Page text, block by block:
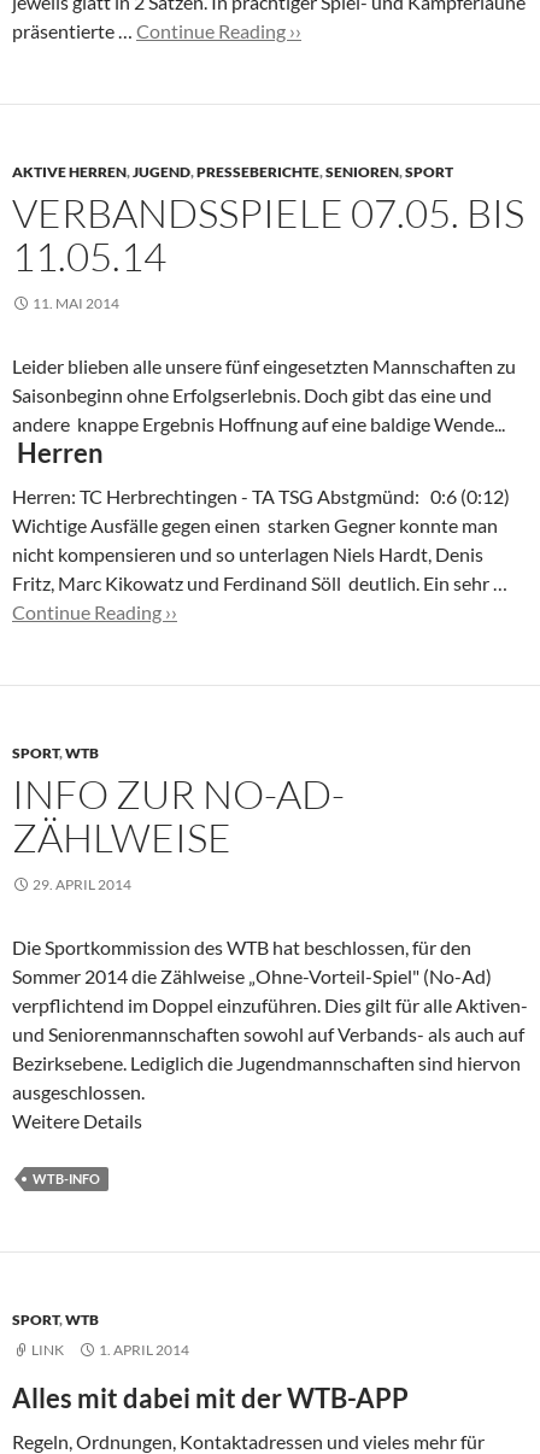
präsentierte … Continue Reading ››
AKTIVE HERREN,JUGEND,PRESSEBERICHTE,SENIOREN,SPORT
VERBANDSSPIELE 07.05. BIS
11.05.14
11. MAI 2014
Leider blieben alle unsere fünf eingesetzten Mannschaften zu
Saisonbeginn ohne Erfolgserlebnis. Doch gibt das eine und
andere knappe Ergebnis Hoffnung auf eine baldige Wende...
Herren
Herren: TC Herbrechtingen - TA TSG Abstgmünd: 0:6 (0:12)
Wichtige Ausfälle gegen einen starken Gegner konnte man
nicht kompensieren und so unterlagen Niels Hardt, Denis
Fritz, Marc Kikowatz und Ferdinand Söll deutlich. Ein sehr …
Continue Reading ››
SPORT,WTB
INFO ZUR NO-AD-
ZÄHLWEISE
29. APRIL 2014
Die Sportkommission des WTB hat beschlossen, für den
Sommer 2014 die Zählweise „Ohne-Vorteil-Spiel" (No-Ad)
verpflichtend im Doppel einzuführen. Dies gilt für alle Aktiven-
und Seniorenmannschaften sowohl auf Verbands- als auch auf
Bezirksebene. Lediglich die Jugendmannschaften sind hiervon
ausgeschlossen.
Weitere Details
WTB-INFO
SPORT,WTB
LINK
1. APRIL 2014
Alles mit dabei mit der WTB-APP
Regeln, Ordnungen, Kontaktadressen und vieles mehr für